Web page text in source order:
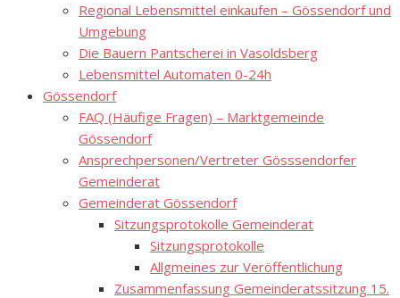
Regional Lebensmittel einkaufen – Gössendorf und
Umgebung
Die Bauern Pantscherei in Vasoldsberg
Lebensmittel Automaten 0-24h
Gössendorf
FAQ (Häufige Fragen) – Marktgemeinde
Gössendorf
Ansprechpersonen/Vertreter Gösssendorfer
Gemeinderat
Gemeinderat Gössendorf
Sitzungsprotokolle Gemeinderat
Sitzungsprotokolle
Allgmeines zur Veröffentlichung
Zusammenfassung Gemeinderatssitzung 15.